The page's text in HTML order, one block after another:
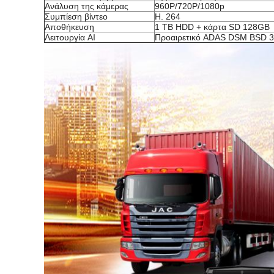
Ανάλυση της κάμερας
960P/720P/1080p
Συμπίεση βίντεο
H. 264
Αποθήκευση
1 TB HDD + κάρτα SD 128GB
Λειτουργία AI
Προαιρετικό ADAS DSM BSD